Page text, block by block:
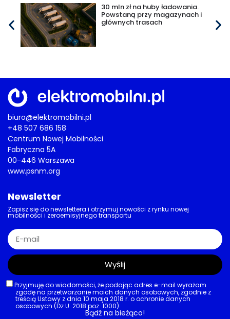
30 mln zł na huby ładowania.
Powstaną przy magazynach i
głównych trasach
biuro@elektromobilni.pl
+48 507 686 158
Centrum Nowej Mobilności
Fabryczna 5A
00-446 Warszawa
www.psnm.org
Newsletter
Zapisz się do newslettera i otrzymuj nowości z rynku nowej
mobilności i zeroemisyjnego transportu
Przyjmuję do wiadomości, że podając adres e-mail wyrażam
zgodę na przetwarzanie moich danych osobowych, zgodnie z
treścią Ustawy z dnia 10 maja 2018 r. o ochronie danych
osobowych (Dz.U. 2018 poz. 1000).
Wyślij
Bądź na bieżąco!